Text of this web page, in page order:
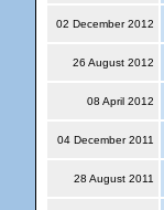
02 December 2012
26 August 2012
08 April 2012
04 December 2011
28 August 2011